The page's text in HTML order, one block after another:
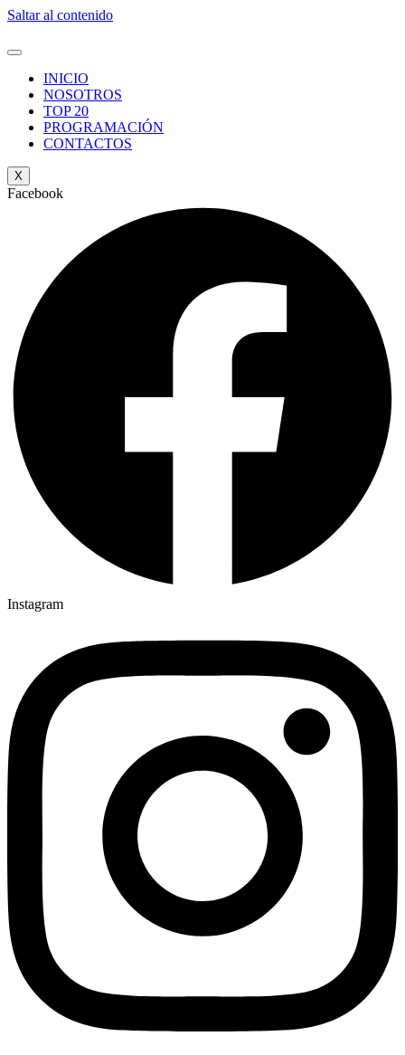
Saltar al contenido
INICIO
NOSOTROS
TOP 20
PROGRAMACIÓN
CONTACTOS
X
Facebook
Instagram